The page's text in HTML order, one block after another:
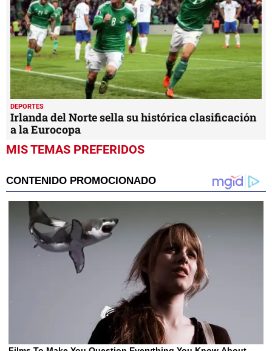
DEPORTES
Irlanda del Norte sella su histórica clasificación
a la Eurocopa
MIS TEMAS PREFERIDOS